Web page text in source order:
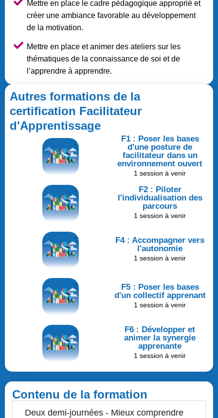
Mettre en place le cadre pédagogique approprié et
créer une ambiance favorable au développement
de la motivation.
Mettre en place et animer des ateliers sur les
thématiques de la connaissance de soi et de
l’apprendre à apprendre.
Autres formations de la
certification Facilitateur
d'Apprentissage
F1 : Poser les bases
d'une posture de
facilitateur dans un
environnement ouvert
1 session à venir
F2 : Piloter
l'individualisation des
parcours
1 session à venir
F4 : Accompagner vers
l'autonomie
1 session à venir
F5 : Poser les bases
d'un collectif apprenant
1 session à venir
F6 : Développer et
animer la synergie
apprenante
1 session à venir
Contenu de la formation
Deux demi-journées - Mieux comprendre